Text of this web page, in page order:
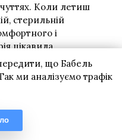
що Бабель
ми аналізуємо трафік